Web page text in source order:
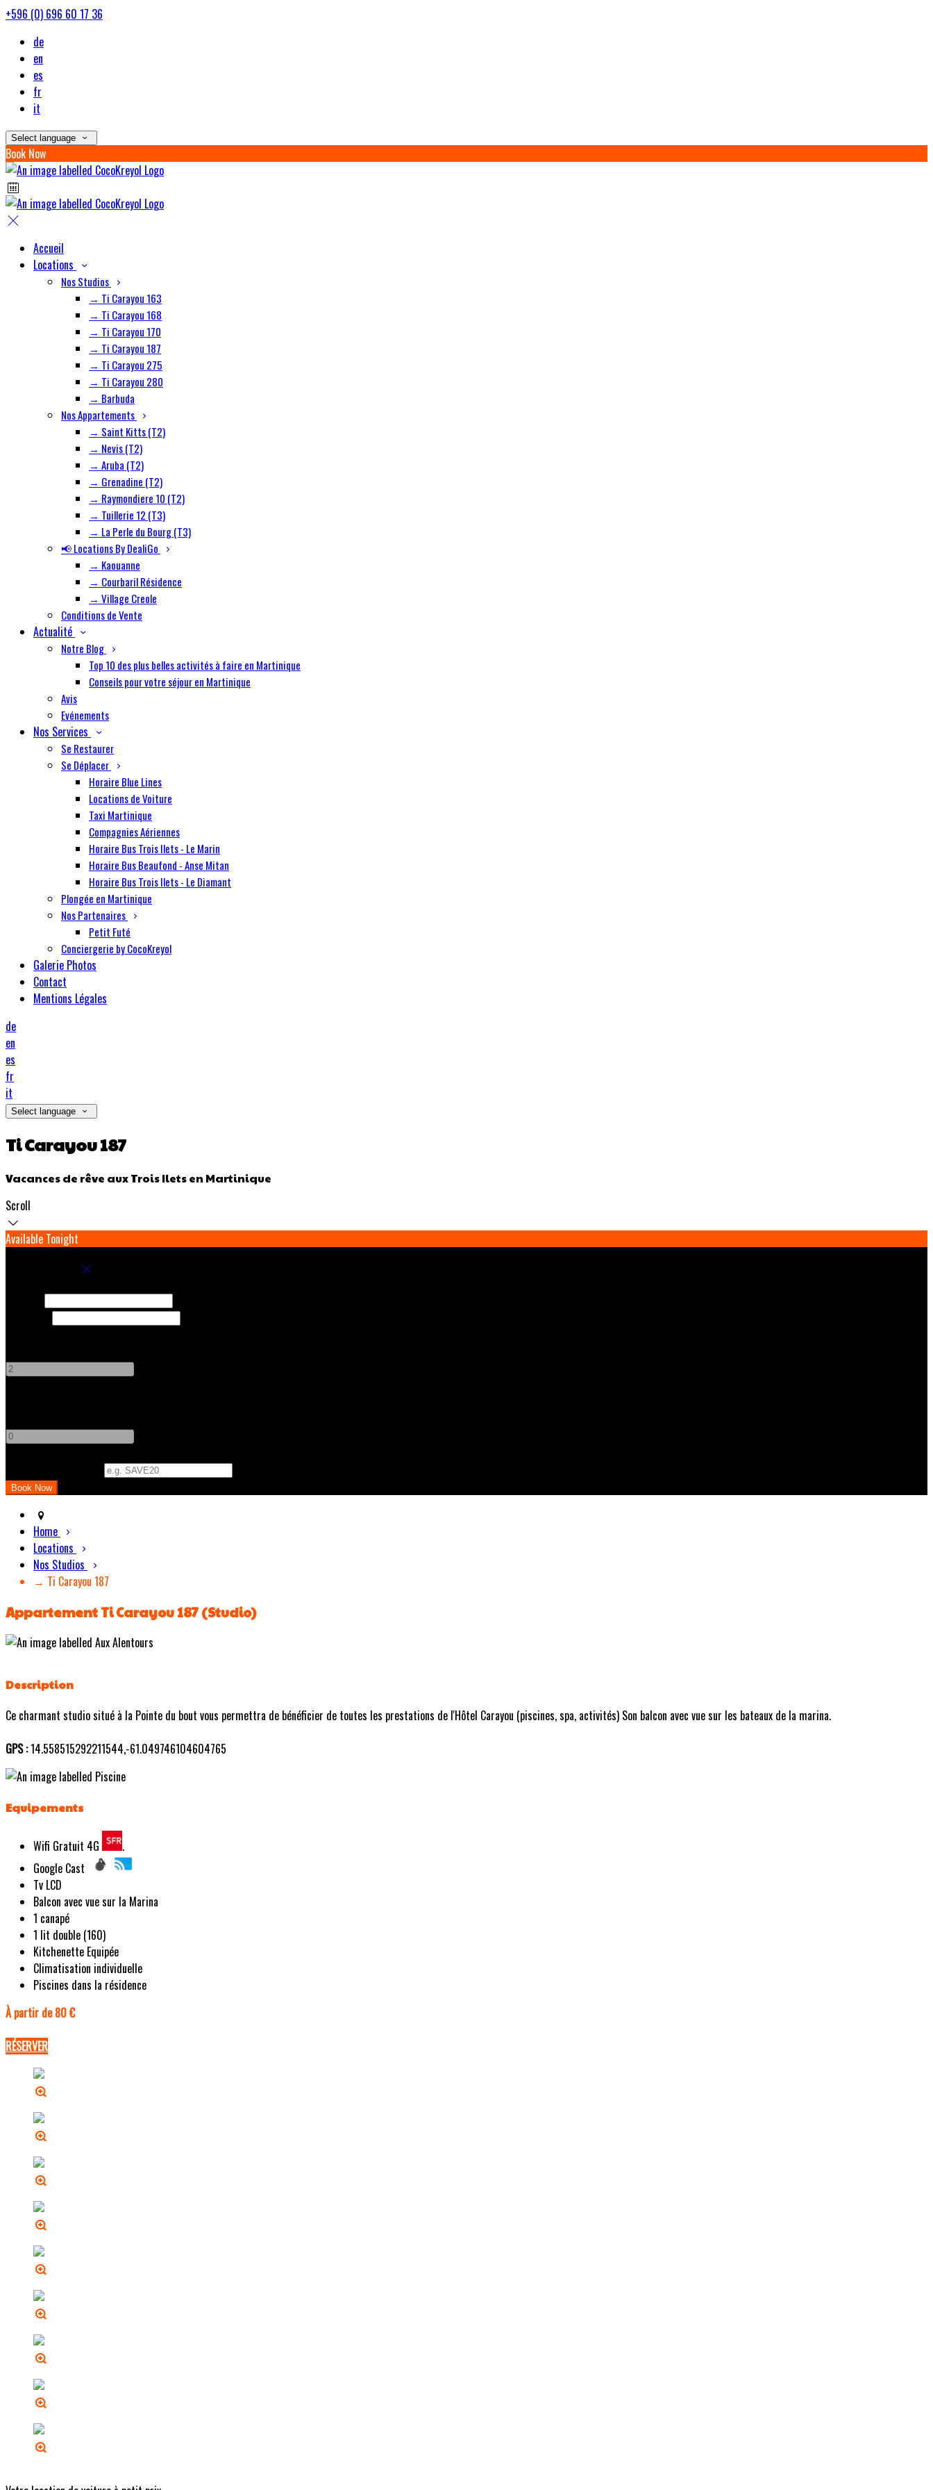
+596 (0) 696 60 17 36
de
en
es
fr
it
Select language
Book Now
Accueil
Locations
Nos Studios
→ Ti Carayou 163
→ Ti Carayou 168
→ Ti Carayou 170
→ Ti Carayou 187
→ Ti Carayou 275
→ Ti Carayou 280
→ Barbuda
Nos Appartements
→ Saint Kitts (T2)
→ Nevis (T2)
→ Aruba (T2)
→ Grenadine (T2)
→ Raymondiere 10 (T2)
→ Tuillerie 12 (T3)
→ La Perle du Bourg (T3)
📢 Locations By DealiGo
→ Kaouanne
→ Courbaril Résidence
→ Village Creole
Conditions de Vente
Actualité
Notre Blog
Top 10 des plus belles activités à faire en Martinique
Conseils pour votre séjour en Martinique
Avis
Evénements
Nos Services
Se Restaurer
Se Déplacer
Horaire Blue Lines
Locations de Voiture
Taxi Martinique
Compagnies Aériennes
Horaire Bus Trois Ilets - Le Marin
Horaire Bus Beaufond - Anse Mitan
Horaire Bus Trois Ilets - Le Diamant
Plongée en Martinique
Nos Partenaires
Petit Futé
Conciergerie by CocoKreyol
Galerie Photos
Contact
Mentions Légales
de
en
es
fr
it
Select language
Ti Carayou 187
Vacances de rêve aux Trois Ilets en Martinique
Scroll
Available Tonight
Home
Locations
Nos Studios
→ Ti Carayou 187
Appartement Ti Carayou 187 (Studio)
Description
Ce charmant studio situé à la Pointe du bout vous permettra de bénéficier de toutes les prestations de l'Hôtel Carayou (piscines, spa, activités) Son balcon avec vue sur les bateaux de la marina.
GPS :14.558515292211544,-61.049746104604765
Equipements
Wifi Gratuit 4G
.
Google Cast
Tv LCD
Balcon avec vue sur la Marina
1 canapé
1 lit double (160)
Kitchenette Equipée
Climatisation individuelle
Piscines dans la résidence
À partir de 80 €
RÉSERVER